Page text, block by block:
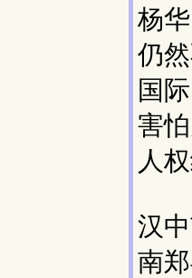
杨
仍
国
害
人
汉
南